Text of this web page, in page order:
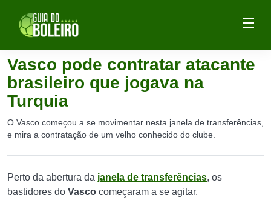
Vasco pode contratar atacante
brasileiro que jogava na
Turquia
O Vasco começou a se movimentar nesta janela de transferências,
e mira a contratação de um velho conhecido do clube.
Perto da abertura da janela de transferências, os
bastidores do Vasco começaram a se agitar.